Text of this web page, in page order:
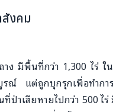
งคม
มีพื้นที่กว่า 1,300 ไร่ ใ
ณ์ แต่ถูกบุกรุกเพื่อทำการ
ป่าเสียหายไปกว่า 500 ไร่